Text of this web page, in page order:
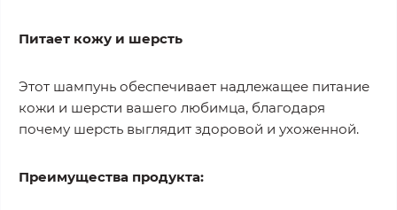
Питает кожу и шерсть
Этот шампунь обеспечивает надлежащее питание
кожи и шерсти вашего любимца, благодаря
почему шерсть выглядит здоровой и ухоженной.
Преимущества продукта: